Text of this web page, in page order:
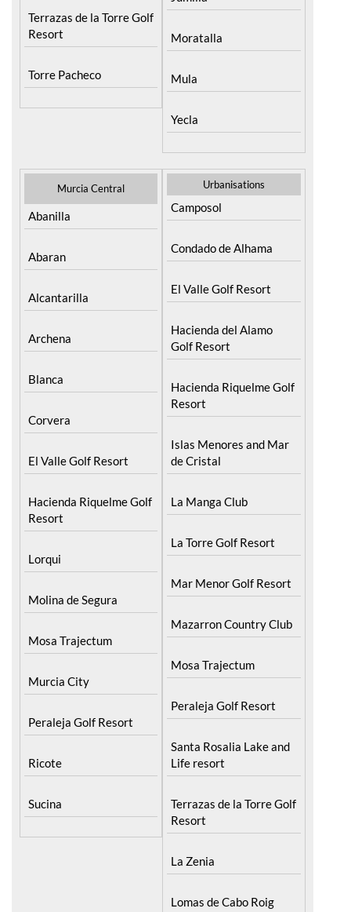
Torre Pacheco
Moratalla
Mula
Yecla
Abanilla
Abaran
Alcantarilla
Archena
Blanca
Corvera
El Valle Golf Resort
Hacienda Riquelme Golf
Lorqui
Molina de Segura
Mosa Trajectum
Murcia City
Peraleja Golf Resort
Ricote
Sucina
Urbanisations
Camposol
Condado de Alhama
El Valle Golf Resort
Hacienda del Alamo
Hacienda Riquelme Golf
Islas Menores and Mar
La Manga Club
La Torre Golf Resort
Mar Menor Golf Resort
Mazarron Country Club
Mosa Trajectum
Peraleja Golf Resort
Santa Rosalia Lake and
Terrazas de la Torre Golf
La Zenia
Lomas de Cabo Roig